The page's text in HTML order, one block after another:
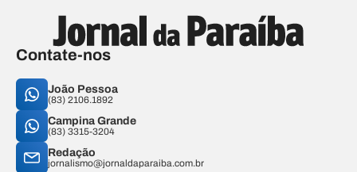
Contate-nos
João Pessoa
(83) 2106.1892
Campina Grande
(83) 3315-3204
Redação
jornalismo@jornaldaparaiba.com.br